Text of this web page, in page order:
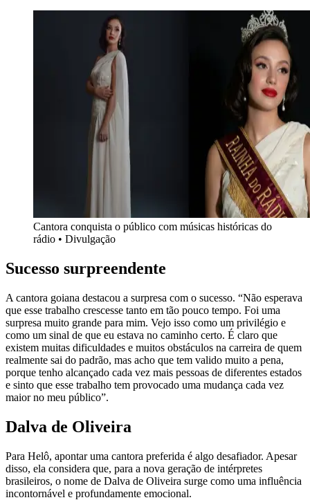
Cantora conquista o público com músicas históricas do
rádio • Divulgação
Sucesso surpreendente
A cantora goiana destacou a surpresa com o sucesso. “Não esperava
que esse trabalho crescesse tanto em tão pouco tempo. Foi uma
surpresa muito grande para mim. Vejo isso como um privilégio e
como um sinal de que eu estava no caminho certo. É claro que
existem muitas dificuldades e muitos obstáculos na carreira de quem
realmente sai do padrão, mas acho que tem valido muito a pena,
porque tenho alcançado cada vez mais pessoas de diferentes estados
e sinto que esse trabalho tem provocado uma mudança cada vez
maior no meu público”.
Dalva de Oliveira
Para Helô, apontar uma cantora preferida é algo desafiador. Apesar
disso, ela considera que, para a nova geração de intérpretes
brasileiros, o nome de Dalva de Oliveira surge como uma influência
incontornável e profundamente emocional.